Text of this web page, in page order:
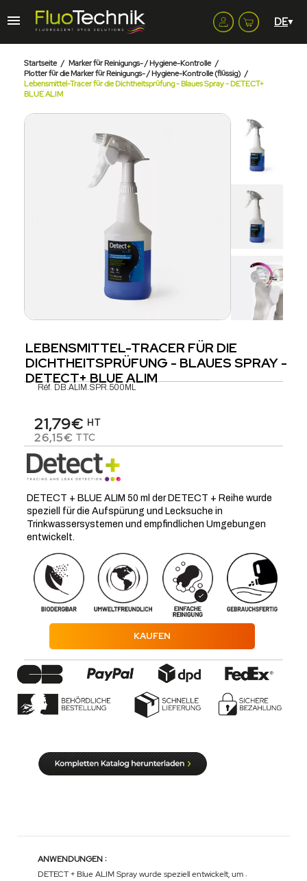
Startseite
Marker für Reinigungs- / Hygiene-Kontrolle
Plotter für die Marker für Reinigungs- / Hygiene-Kontrolle (flüssig)
Lebensmittel-Tracer für die Dichtheitsprüfung - Blaues Spray - DETECT+
BLUE ALIM
LEBENSMITTEL-TRACER FÜR DIE
DICHTHEITSPRÜFUNG - BLAUES SPRAY -
DETECT+ BLUE ALIM
Réf. DB.ALIM.SPR.500ML
21,79€ HT
26,15€ TTC
DETECT + BLUE ALIM 50 ml der DETECT + Reihe wurde
speziell für die Aufspürung und Lecksuche in
Trinkwassersystemen und empfindlichen Umgebungen
entwickelt.
KAUFEN
ANWENDUNGEN :
DETECT + Blue ALIM Spray wurde speziell entwickelt, um :